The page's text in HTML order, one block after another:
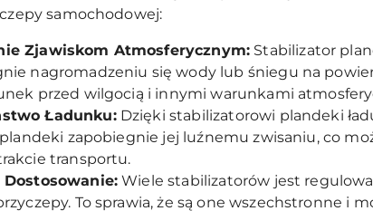
samochodowej:
Zjawiskom Atmosferycznym: Stabilizator
nagromadzeniu się wody lub śniegu na
przed wilgocią i innymi warunkami
Ładunku:Dzięki stabilizatorowi plandeki
zapobiegnie jej luźnemu zwisaniu, co
transportu.
Dostosowanie: Wiele stabilizatorów jest
To sprawia, że są one wszechstronne i